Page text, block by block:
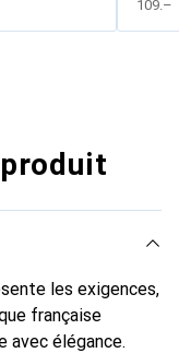
CHF
109.–
les exigences,
française
avec élégance.